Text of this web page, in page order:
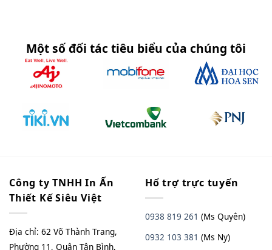
Một số đối tác tiêu biểu của chúng tôi
Công ty TNHH In Ấn
Thiết Kế Siêu Việt
Địa chỉ: 62 Võ Thành Trang,
Phường 11, Quận Tân Bình,
Hổ trợ trực tuyến
0938 819 261 (Ms Quyên)
0932 103 381 (Ms Ny)